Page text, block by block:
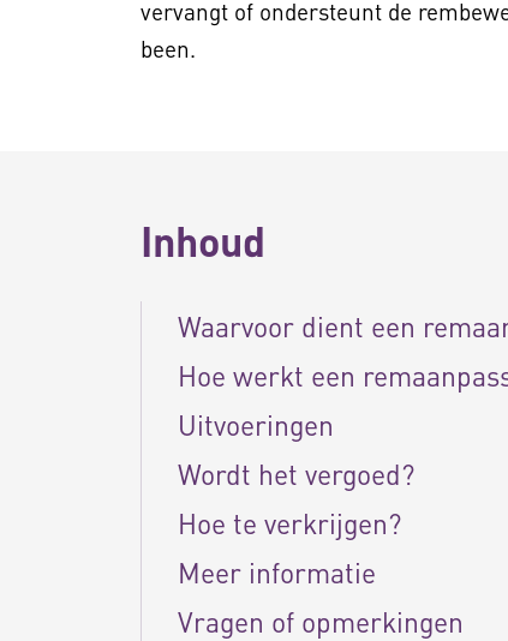
vervangt of ondersteunt de
been.
Inhoud
Waarvoor dient een
Hoe werkt een
Uitvoeringen
Wordt het vergoed?
Hoe te verkrijgen?
Meer informatie
Vragen of opmerkingen